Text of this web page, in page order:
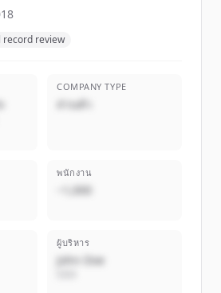
record review
COMPANY TYPE
ส่วนตัว
พนักงาน
~1,000
ผู้บริหาร
John Doe